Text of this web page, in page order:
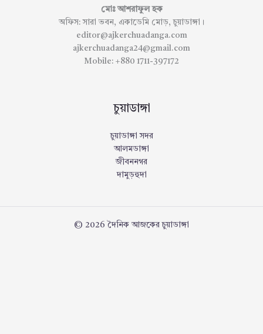
মোঃ আশরাফুল হক
অফিস: সারা ভবন, একাডেমি মোড়, চুয়াডাঙ্গা।
editor@ajkerchuadanga.com
ajkerchuadanga24@gmail.com
Mobile: +880 1711-397172
চুয়াডাঙ্গা
চুয়াডাঙ্গা সদর
আলমডাঙ্গা
জীবননগর
দামুড়হুদা
© 2026 দৈনিক আজকের চুয়াডাঙ্গা